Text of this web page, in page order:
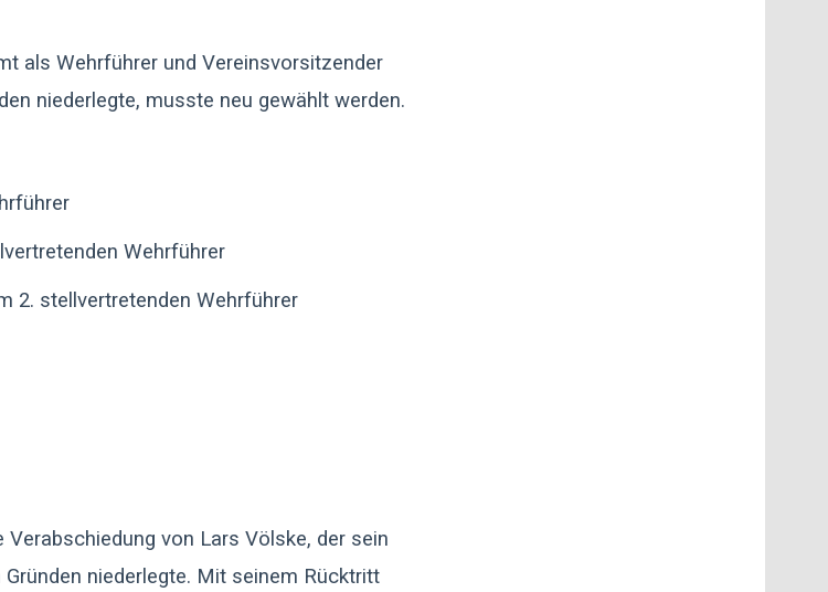
als Wehrführer und Vereinsvorsitzender
niederlegte, musste neu gewählt werden.
Wehrführer
2. stellvertretenden Wehrführer
von Lars Völske, der sein
niederlegte. Mit seinem Rücktritt